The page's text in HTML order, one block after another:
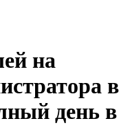
на
в
день в